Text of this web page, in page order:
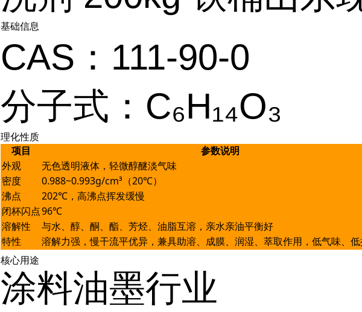
基础信息
CAS：111-90-0
分子式：C₆H₁₄O₃
理化性质
项目
参数说明
外观
无色透明液体，轻微醇醚淡气味
密度
0.988~0.993g/cm³（20℃）
沸点
202℃，高沸点挥发缓慢
闭杯闪点96℃
溶解性
与水、醇、酮、酯、芳烃、油脂互溶，亲水亲油平衡好
特性
溶解力强，慢干流平优异，兼具助溶、成膜、润湿、萃取作用，低气味、
核心用途
涂料油墨行业